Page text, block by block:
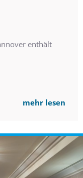
enthält
mehr lesen